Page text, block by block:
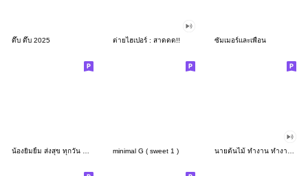
ดึ๊บ ดึ๊บ 2025 ต่ายไฮเปอร์ : สาดดด!! ซัมเมอร์และเพื่อน
minimal G ( sweet 1 )